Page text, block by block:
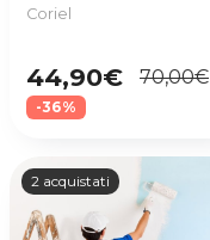
Coriel
44,90€ 70,00€
-36%
2 acquistati